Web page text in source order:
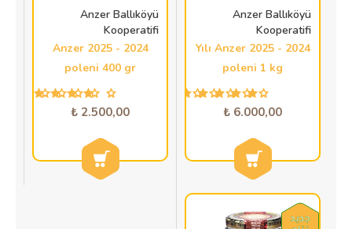
Anzer Ballıköyü
Kooperatifi
2024 - 2025 Yılı Anzer
poleni 1 kg
6.000,00 ₺
Anzer Ballıköyü
Kooperatifi
2024 - 2025 Anzer
poleni 400 gr
2.500,00 ₺